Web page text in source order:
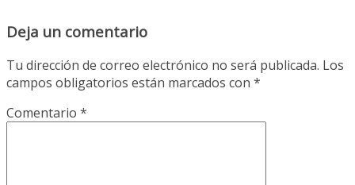
Deja un comentario
Tu dirección de correo electrónico no será publicada. Los
campos obligatorios están marcados con *
Comentario *